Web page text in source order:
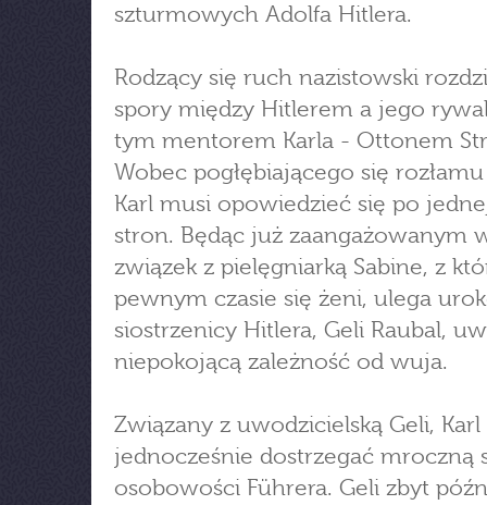
szturmowych Adolfa Hitlera.
Rodzący się ruch nazistowski
spory między Hitlerem a jego
tym mentorem Karla - Ottonem
Wobec pogłębiającego się
Karl musi opowiedzieć się po
stron. Będąc już zaangażowanym
związek z pielęgniarką Sabine, z
pewnym czasie się żeni, ulega
siostrzenicy Hitlera, Geli Raubal,
niepokojącą zależność od wuja.
Związany z uwodzicielską Geli, Karl
jednocześnie dostrzegać mroczną
osobowości Führera. Geli zbyt